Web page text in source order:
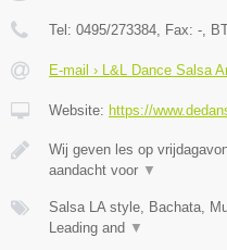
Tel: 0495/273384 , Fax: - ,
E-mail › L&L Dance Salsa
Website: https://
Wij geven les op
aandacht voor ▼
Salsa LA style, Bachata,
Leading and ▼